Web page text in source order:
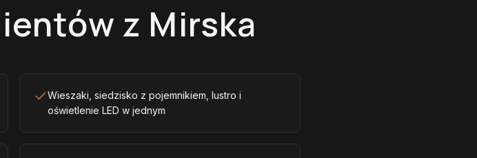
z Mirska
Wieszaki, siedzisko z pojemnikiem, lustro i
oświetlenie LED w jednym